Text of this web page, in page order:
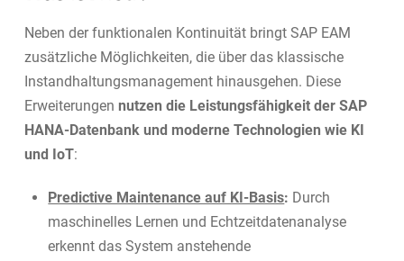
Neben der funktionalen Kontinuität bringt SAP EAM
zusätzliche Möglichkeiten, die über das klassische
Instandhaltungsmanagement hinausgehen. Diese
Erweiterungen nutzen die Leistungsfähigkeit der SAP
HANA-Datenbank und moderne Technologien wie KI
und IoT:
Predictive Maintenance auf KI-Basis: Durch
maschinelles Lernen und Echtzeitdatenanalyse
erkennt das System anstehende